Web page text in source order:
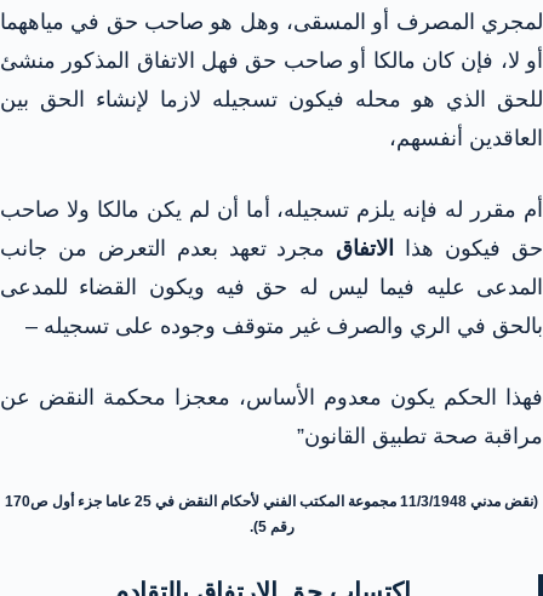
لمجري المصرف أو المسقى، وهل هو صاحب حق في مياههما
أو لا، فإن كان مالكا أو صاحب حق فهل الاتفاق المذكور منشئ
للحق الذي هو محله فيكون تسجيله لازما لإنشاء الحق بين
العاقدين أنفسهم،
أم مقرر له فإنه يلزم تسجيله، أما أن لم يكن مالكا ولا صاحب
حق فيكون هذا
الاتفاق مجرد تعهد بعدم التعرض من جانب
المدعى عليه فيما ليس له حق فيه ويكون القضاء للمدعى
بالحق في الري والصرف غير متوقف وجوده على تسجيله –
فهذا الحكم يكون معدوم الأساس، معجزا محكمة النقض عن
مراقبة صحة تطبيق القانون”
(نقض مدني 11/3/1948 مجموعة المكتب الفني لأحكام النقض في 25 عاما جزء أول ص170
رقم 5).